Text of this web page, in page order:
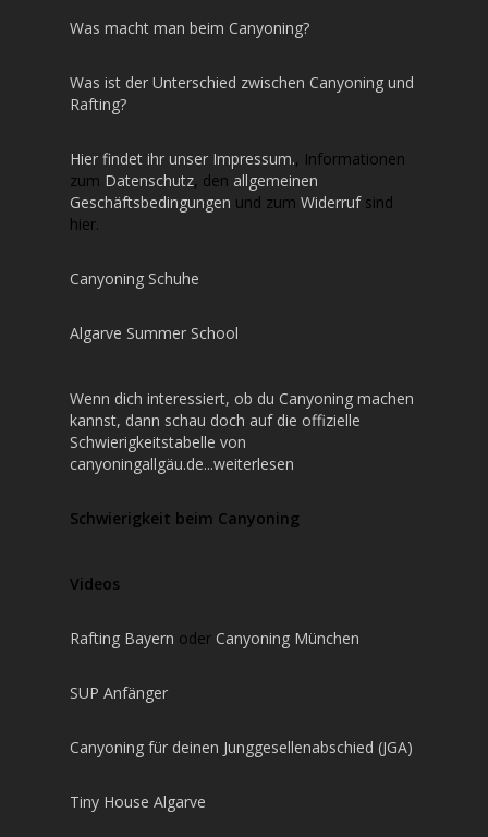
Was macht man beim Canyoning?
Was ist der Unterschied zwischen Canyoning und
Rafting?
Hier findet ihr unser Impressum., Informationen
zum Datenschutz, den allgemeinen
Geschäftsbedingungen und zum Widerrufsind
hier.
Canyoning Schuhe
Algarve Summer School
Wenn dich interessiert, ob du Canyoning machen
kannst, dann schau doch auf die offizielle
Schwierigkeitstabelle von
canyoningallgäu.de...weiterlesen
Schwierigkeit beim Canyoning
Videos
Rafting Bayern oder Canyoning München
SUP Anfänger
Canyoning für deinen Junggesellenabschied (JGA)
Tiny House Algarve